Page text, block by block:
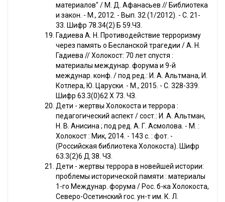
материалов" / М. Д. Афанасьев // Библиотека
и закон. - М., 2012. - Вып. 32 (1/2012). - С. 21-
33. Шифр 78.34(2) Б 59.ЧЗ.
Гадиева А. Н. Противодействие терроризму
через память о Бесланской трагедии / А. Н.
Гадиева // Холокост: 70 лет спустя :
материалы междунар. форума и 9-й
междунар. конф. / под ред.: И. А. Альтмана, И.
Котлера, Ю. Царуски. - М., 2015. - С. 328-339.
Шифр 63.3(0)62 Х 73. ЧЗ.
Дети - жертвы Холокоста и террора :
педагогический аспект / сост.: И. А. Альтман,
Н. В. Анисина ; под ред. А. Г. Асмолова. - М. :
Холокост : Мик, 2014. - 143 с. : фот. -
(Российская библиотека Холокоста). Шифр
63.3(2)6 Д 38. ЧЗ.
Дети - жертвы террора в новейшей истории:
проблемы исторической памяти : материалы
1-го Междунар. форума / Рос. б-ка Холокоста,
Северо-Осетинский гос. ун-т им. К. Л.